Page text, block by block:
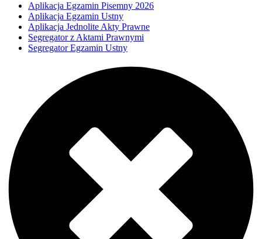
Aplikacja Egzamin Pisemny 2026
Aplikacja Egzamin Ustny
Aplikacja Jednolite Akty Prawne
Segregator z Aktami Prawnymi
Segregator Egzamin Ustny